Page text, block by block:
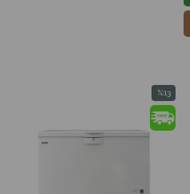
%13
İndirim
%13İndirim